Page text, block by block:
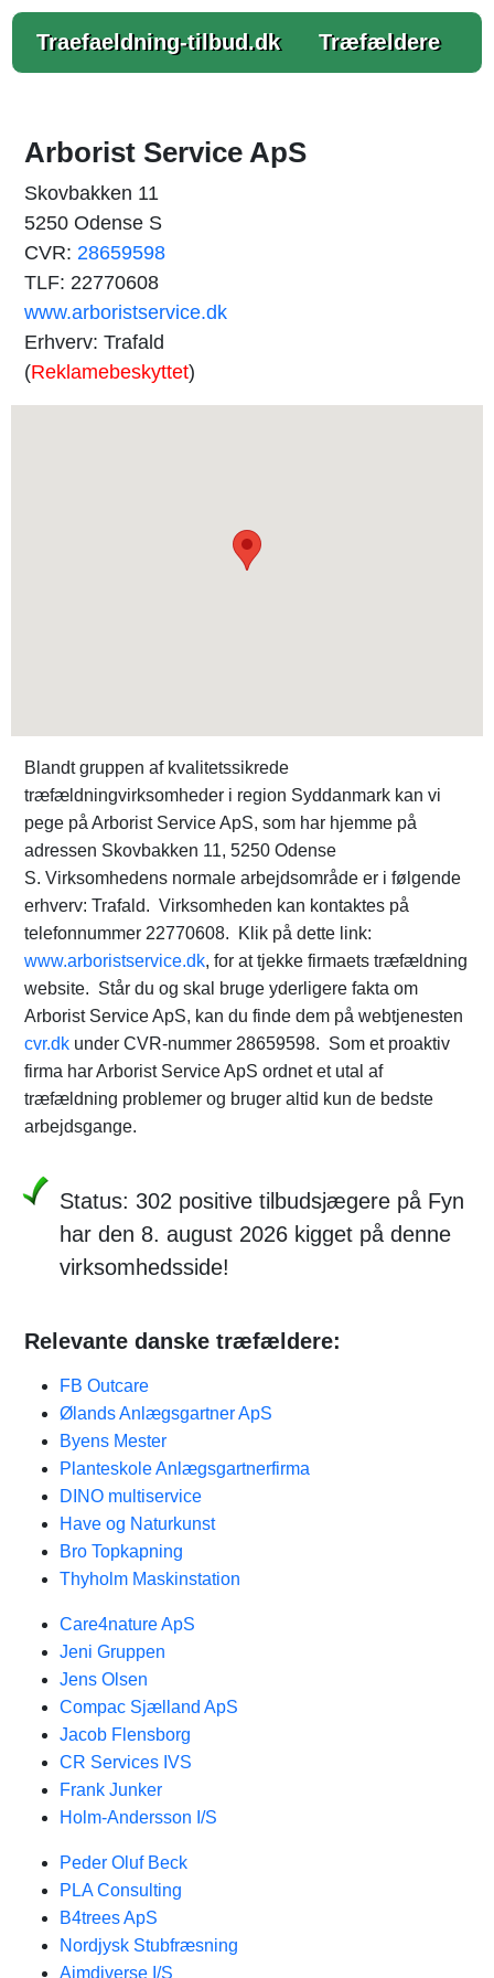
Traefaeldning-tilbud.dk Træfældere
Arborist Service ApS
Skovbakken 11
5250 Odense S
CVR: 28659598
TLF: 22770608
www.arboristservice.dk
Erhverv: Trafald
(Reklamebeskyttet)
Blandt gruppen af kvalitetssikrede
træfældningvirksomheder i region Syddanmark kan vi
pege på Arborist Service ApS, som har hjemme på
adressen Skovbakken 11, 5250 Odense
S. Virksomhedens normale arbejdsområde er i følgende
erhverv: Trafald. Virksomheden kan kontaktes på
telefonnummer 22770608. Klik på dette link:
www.arboristservice.dk, for at tjekke firmaets træfældning
website. Står du og skal bruge yderligere fakta om
Arborist Service ApS, kan du finde dem på webtjenesten
cvr.dk under CVR-nummer 28659598. Som et proaktiv
firma har Arborist Service ApS ordnet et utal af
træfældning problemer og bruger altid kun de bedste
arbejdsgange.
Status: 302 positive tilbudsjægere på Fyn
har den 8. august 2026 kigget på denne
virksomhedsside!
Relevante danske træfældere:
FB Outcare
Ølands Anlægsgartner ApS
Byens Mester
Planteskole Anlægsgartnerfirma
DINO multiservice
Have og Naturkunst
Bro Topkapning
Thyholm Maskinstation
Care4nature ApS
Jeni Gruppen
Jens Olsen
Compac Sjælland ApS
Jacob Flensborg
CR Services IVS
Frank Junker
Holm-Andersson I/S
Peder Oluf Beck
PLA Consulting
B4trees ApS
Nordjysk Stubfræsning
Ajmdiverse I/S